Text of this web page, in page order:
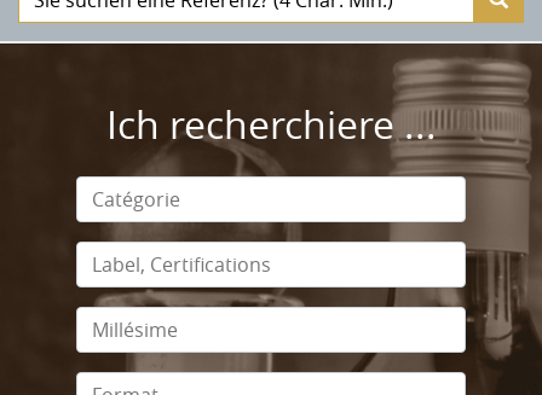
Ich recherchiere ...